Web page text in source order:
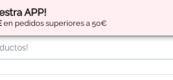
APP!
en pedidos superiores a 50€
y obtén